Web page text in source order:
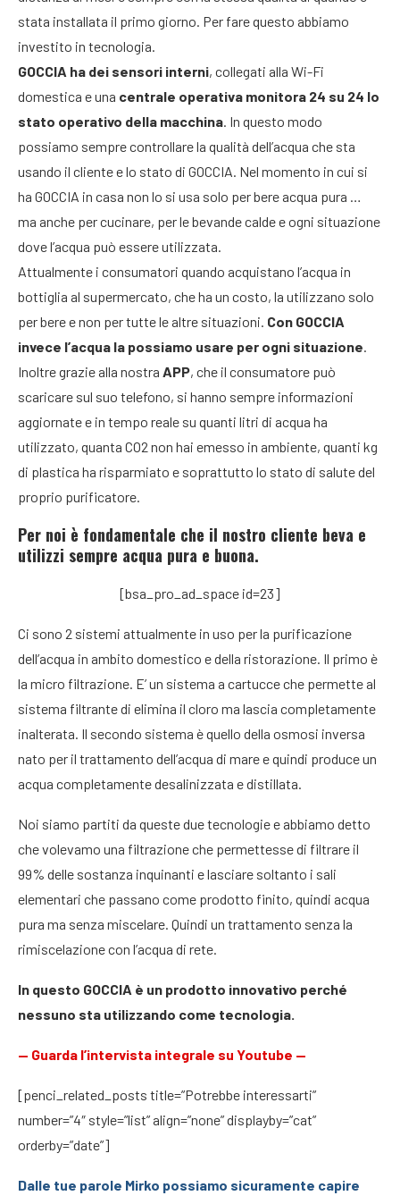
stata installata il primo giorno. Per fare questo abbiamo
investito in tecnologia.
GOCCIA ha dei sensori interni, collegati alla Wi-Fi
domestica e una centrale operativa monitora 24 su 24 lo
stato operativo della macchina . In questo modo
possiamo sempre controllare la qualità dell’acqua che sta
usando il cliente e lo stato di GOCCIA. Nel momento in cui si
ha GOCCIA in casa non lo si usa solo per bere acqua pura …
ma anche per cucinare, per le bevande calde e ogni situazione
dove l’acqua può essere utilizzata.
Attualmente i consumatori quando acquistano l’acqua in
bottiglia al supermercato, che ha un costo, la utilizzano solo
per bere e non per tutte le altre situazioni. Con GOCCIA
invece l’acqua la possiamo usare per ogni situazione
Inoltre grazie alla nostra APP, che il consumatore può
scaricare sul suo telefono, si hanno sempre informazioni
aggiornate e in tempo reale su quanti litri di acqua ha
utilizzato, quanta CO2 non hai emesso in ambiente, quanti kg
di plastica ha risparmiato e soprattutto lo stato di salute del
proprio purificatore.
Per noi è fondamentale che il nostro cliente beva e
utilizzi sempre acqua pura e buona.
[bsa_pro_ad_space id=23]
Ci sono 2 sistemi attualmente in uso per la purificazione
dell’acqua in ambito domestico e della ristorazione. Il primo è
la micro filtrazione. E’ un sistema a cartucce che permette al
sistema filtrante di elimina il cloro ma lascia completamente
inalterata. Il secondo sistema è quello della osmosi inversa
nato per il trattamento dell’acqua di mare e quindi produce un
acqua completamente desalinizzata e distillata.
Noi siamo partiti da queste due tecnologie e abbiamo detto
che volevamo una filtrazione che permettesse di filtrare il
99% delle sostanza inquinanti e lasciare soltanto i sali
elementari che passano come prodotto finito, quindi acqua
pura ma senza miscelare. Quindi un trattamento senza la
rimiscelazione con l’acqua di rete.
In questo GOCCIA è un prodotto innovativo perché
nessuno sta utilizzando come tecnologia.
— Guarda l’intervista integrale su Youtube —
[penci_related_posts title=”Potrebbe interessarti”
number=”4″ style=”list” align=”none” displayby=”cat”
orderby=”date”]
Dalle tue parole Mirko possiamo sicuramente capire